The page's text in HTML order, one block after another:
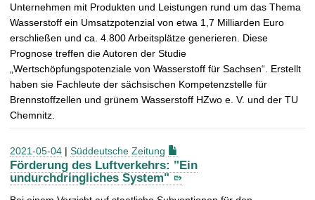
Unternehmen mit Produkten und Leistungen rund um das Thema
Wasserstoff ein Umsatzpotenzial von etwa 1,7 Milliarden Euro
erschließen und ca. 4.800 Arbeitsplätze generieren. Diese
Prognose treffen die Autoren der Studie
„Wertschöpfungspotenziale von Wasserstoff für Sachsen“. Erstellt
haben sie Fachleute der sächsischen Kompetenzstelle für
Brennstoffzellen und grünem Wasserstoff HZwo e. V. und der TU
Chemnitz.
2021-05-04 | Süddeutsche Zeitung
Förderung des Luftverkehrs: "Ein
undurchdringliches System"